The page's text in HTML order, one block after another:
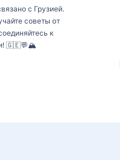
с Грузией.
советы от
к
🇬🇪💬🏔️